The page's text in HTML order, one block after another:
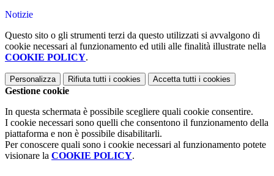
Notizie
Questo sito o gli strumenti terzi da questo utilizzati si avvalgono di
cookie necessari al funzionamento ed utili alle finalità illustrate nella
COOKIE POLICY.
Personalizza Rifiuta tutti i cookies Accetta tutti i cookies
Gestione cookie
In questa schermata è possibile scegliere quali cookie consentire.
I cookie necessari sono quelli che consentono il funzionamento della
piattaforma e non è possibile disabilitarli.
Per conoscere quali sono i cookie necessari al funzionamento potete
visionare la COOKIE POLICY.